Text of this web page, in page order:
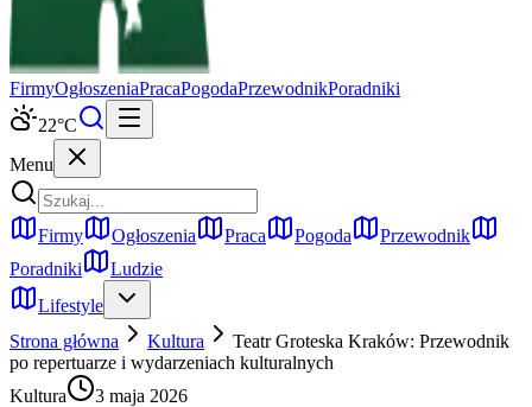
FirmyOgłoszeniaPracaPogodaPrzewodnikPoradniki
22°C
Menu
Firmy Ogłoszenia Praca Pogoda
Przewodnik
Poradniki
Ludzie
Lifestyle
Strona główna
Kultura
Teatr Groteska Kraków: Przewodnik
po repertuarze i wydarzeniach kulturalnych
Kultura
3 maja 2026